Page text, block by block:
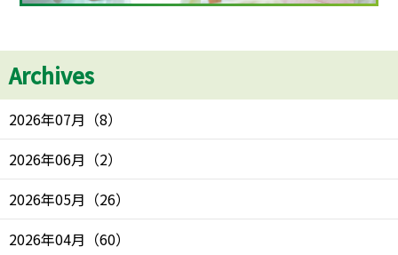
Archives
2026年07月 （8）
2026年06月 （2）
2026年05月 （26）
2026年04月 （60）